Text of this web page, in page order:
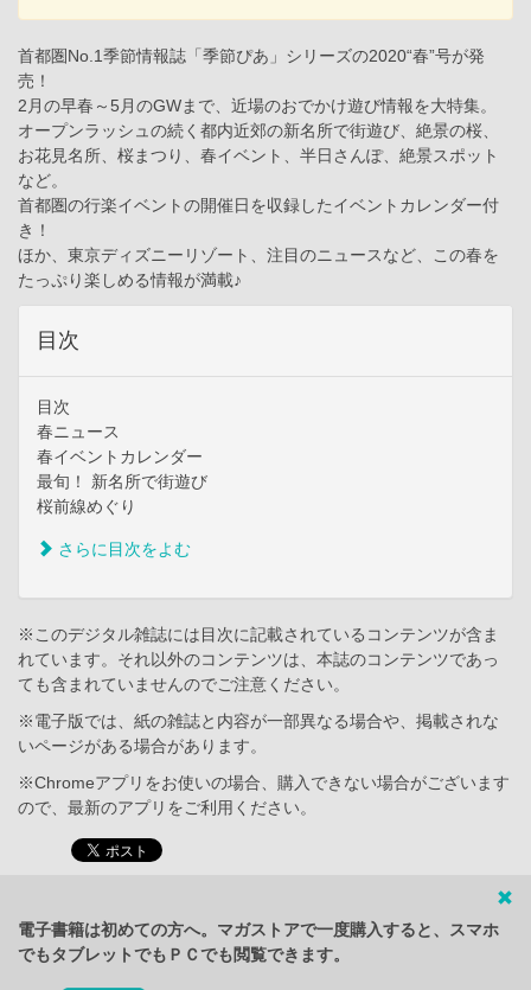
首都圏No.1季節情報誌「季節ぴあ」シリーズの2020“春”号が発
売！
2月の早春～5月のGWまで、近場のおでかけ遊び情報を大特集。
オープンラッシュの続く都内近郊の新名所で街遊び、絶景の桜、
お花見名所、桜まつり、春イベント、半日さんぽ、絶景スポット
など。
首都圏の行楽イベントの開催日を収録したイベントカレンダー付
き！
ほか、東京ディズニーリゾート、注目のニュースなど、この春を
たっぷり楽しめる情報が満載♪
目次
目次
春ニュース
春イベントカレンダー
最旬！ 新名所で街遊び
桜前線めぐり
さらに目次をよむ
※このデジタル雑誌には目次に記載されているコンテンツが含ま
れています。それ以外のコンテンツは、本誌のコンテンツであっ
ても含まれていませんのでご注意ください。
※電子版では、紙の雑誌と内容が一部異なる場合や、掲載されな
いページがある場合があります。
※Chromeアプリをお使いの場合、購入できない場合がございます
ので、最新のアプリをご利用ください。
電子書籍は初めての方へ。マガストアで一度購入すると、スマホ
でもタブレットでもＰＣでも閲覧できます。